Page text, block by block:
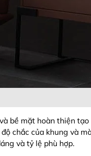
bề mặt hoàn thiện
chắc của khung và
và tỷ lệ phù hợp.